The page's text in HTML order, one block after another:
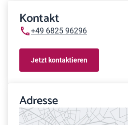
Kontakt
+49 6825 96296
Jetzt kontaktieren
Adresse